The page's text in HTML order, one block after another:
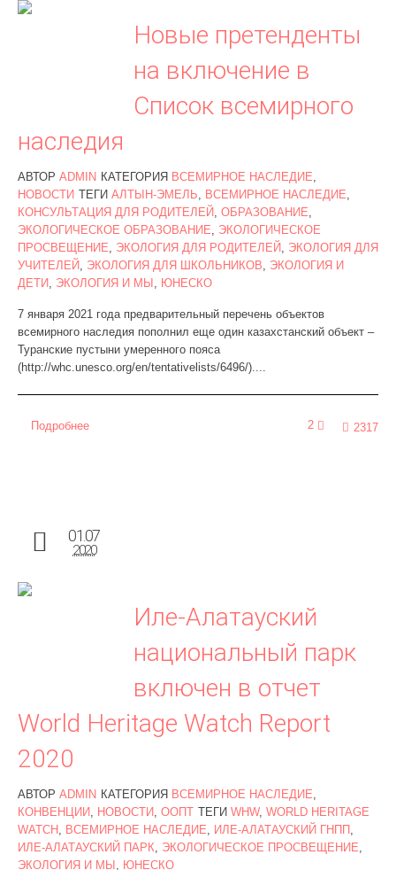
Новые претенденты
на включение в
Список всемирного
наследия
АВТОР ADMIN КАТЕГОРИЯ ВСЕМИРНОЕ НАСЛЕДИЕ,
НОВОСТИ ТЕГИ АЛТЫН-ЭМЕЛЬ, ВСЕМИРНОЕ НАСЛЕДИЕ,
КОНСУЛЬТАЦИЯ ДЛЯ РОДИТЕЛЕЙ, ОБРАЗОВАНИЕ,
ЭКОЛОГИЧЕСКОЕ ОБРАЗОВАНИЕ, ЭКОЛОГИЧЕСКОЕ
ПРОСВЕЩЕНИЕ, ЭКОЛОГИЯ ДЛЯ РОДИТЕЛЕЙ, ЭКОЛОГИЯ ДЛЯ
УЧИТЕЛЕЙ, ЭКОЛОГИЯ ДЛЯ ШКОЛЬНИКОВ, ЭКОЛОГИЯ И
ДЕТИ, ЭКОЛОГИЯ И МЫ , ЮНЕСКО
7 января 2021 года предварительный перечень объектов
всемирного наследия пополнил еще один казахстанский объект –
Туранские пустыни умеренного пояса
(http://whc.unesco.org/en/tentativelists/6496/)....
2 2317
Подробнее
01.07
2020
Иле-Алатауский
национальный парк
включен в отчет
World Heritage Watch Report
2020
АВТОР ADMIN КАТЕГОРИЯ ВСЕМИРНОЕ НАСЛЕДИЕ,
КОНВЕНЦИИ, НОВОСТИ, ООПТ ТЕГИ WHW, WORLD HERITAGE
WATCH , ВСЕМИРНОЕ НАСЛЕДИЕ, ИЛЕ-АЛАТАУСКИЙ ГНПП ,
ИЛЕ-АЛАТАУСКИЙ ПАРК, ЭКОЛОГИЧЕСКОЕ ПРОСВЕЩЕНИЕ,
ЭКОЛОГИЯ И МЫ , ЮНЕСКО